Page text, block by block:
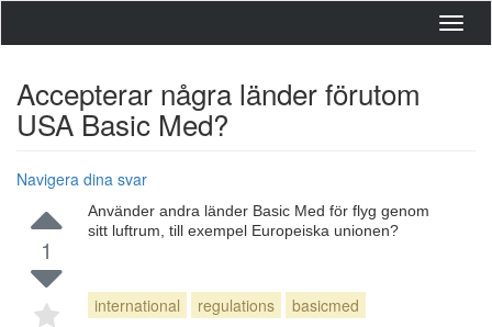
Accepterar några länder förutom
USA Basic Med?
Navigera dina svar
1
Använder andra länder Basic Med för flyg genom
sitt luftrum, till exempel Europeiska unionen?
international regulations basicmed